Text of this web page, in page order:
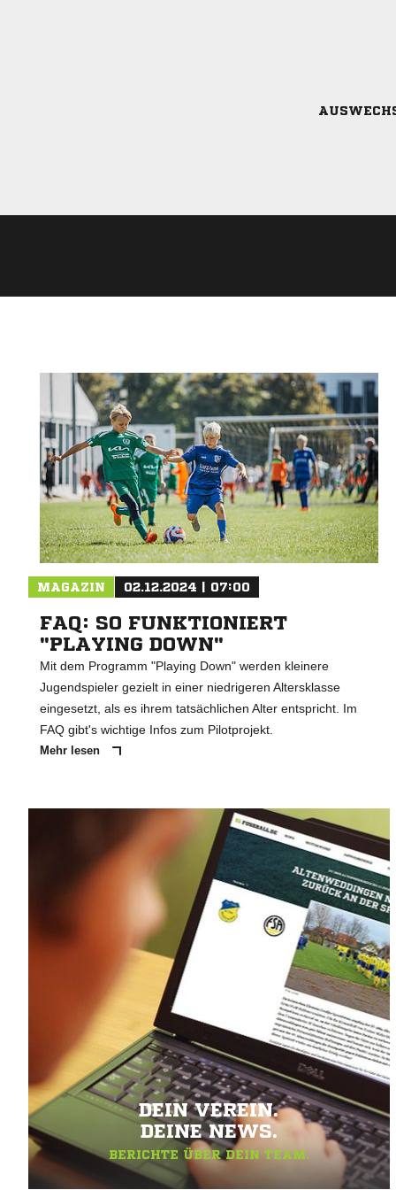
MAGAZIN 02.12.2024 | 07:00
FAQ: SO FUNKTIONIERT
"PLAYING DOWN"
Mit dem Programm "Playing Down" werden kleinere
Jugendspieler gezielt in einer niedrigeren Altersklasse
eingesetzt, als es ihrem tatsächlichen Alter entspricht. Im
FAQ gibt's wichtige Infos zum Pilotprojekt.
Mehr lesen
DEIN VEREIN.
DEINE NEWS.
BERICHTE ÜBER DEIN TEAM.